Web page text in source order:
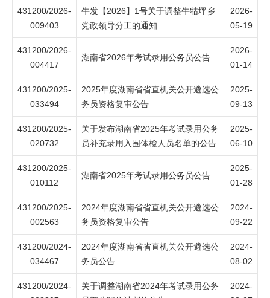
431200/2026-
009403
牛发【2026】1号关于调整牛牯坪乡
党政领导分工的通知
2026-
05-19
431200/2026-
004417
湖南省2026年考试录用公务员公告
2026-
01-14
431200/2025-
033494
2025年度湖南省省直机关公开遴选公
务员资格复审公告
2025-
09-13
431200/2025-
020732
关于发布湖南省2025年考试录用公务
员补充录用入围体检人员名单的公告
2025-
06-10
431200/2025-
010112
湖南省2025年考试录用公务员公告
2025-
01-28
431200/2025-
002563
2024年度湖南省省直机关公开遴选公
务员资格复审公告
2024-
09-22
431200/2024-
034467
2024年度湖南省省直机关公开遴选公
务员公告
2024-
08-02
431200/2024-
关于调整湖南省2024年考试录用公务
2024-